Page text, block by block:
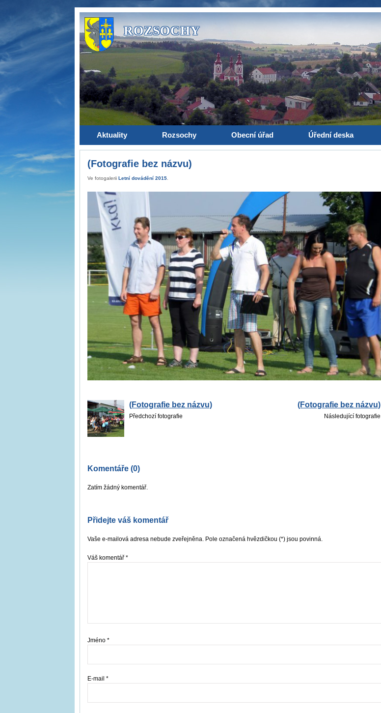
ROZSOCHY
Aktuality Rozsochy Obecní úřad Úřední deska
(Fotografie bez názvu)
Ve fotogalerii Letní dovádění 2015
(Fotografie bez názvu)
Předchozí fotografie
(Fotografie bez názvu)
Následující fotografie
Komentáře (0)
Zatím žádný komentář.
Přidejte váš komentář
Vaše e-mailová adresa nebude zveřejněna. Pole označená hvězdičkou (*) jsou povinná.
Váš komentář *
Jméno *
E-mail *